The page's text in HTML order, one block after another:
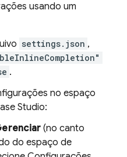
usando um
settings.json ,
.
no espaço
Studio:
(no canto
do espaço de